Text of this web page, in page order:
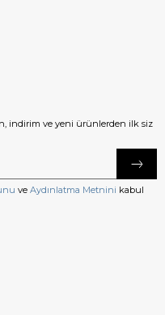
indirim ve yeni ürünlerden ilk siz
ve Aydınlatma Metnini kabul